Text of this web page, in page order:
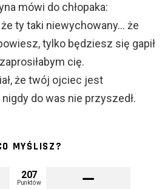
mówi do chłopaka:
ty taki niewychowany… że
tylko będziesz się gapił
cię.
że twój ojciec jest
do was nie przyszedł.
MYŚLISZ?
207
Punktów